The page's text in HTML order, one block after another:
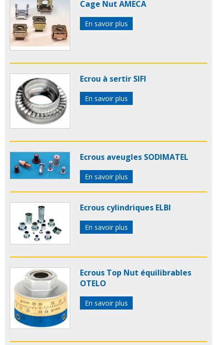
Cage Nut AMECA
En savoir plus
Ecrou à sertir SIFI
En savoir plus
Ecrous aveugles SODIMATEL
En savoir plus
Ecrous cylindriques ELBI
En savoir plus
Ecrous Top Nut équilibrables
OTELO
En savoir plus